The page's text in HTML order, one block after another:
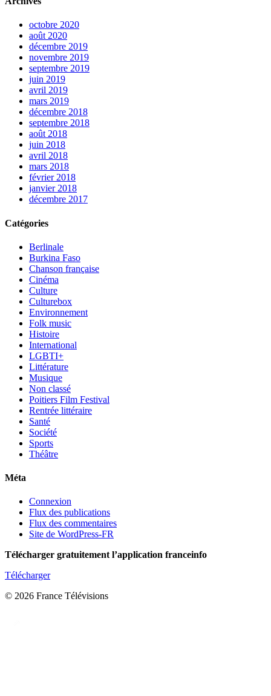
octobre 2020
août 2020
décembre 2019
novembre 2019
septembre 2019
juin 2019
avril 2019
mars 2019
décembre 2018
septembre 2018
août 2018
juin 2018
avril 2018
mars 2018
février 2018
janvier 2018
décembre 2017
Catégories
Berlinale
Burkina Faso
Chanson française
Cinéma
Culture
Culturebox
Environnement
Folk music
Histoire
International
LGBTI+
Littérature
Musique
Non classé
Poitiers Film Festival
Rentrée littéraire
Santé
Société
Sports
Théâtre
Méta
Connexion
Flux des publications
Flux des commentaires
Site de WordPress-FR
Télécharger gratuitement l’application franceinfo
Télécharger
© 2026 France Télévisions